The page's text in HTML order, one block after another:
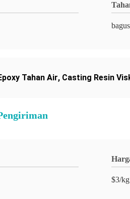
bagus
Tahan Air, Casting Resin
$3/kg